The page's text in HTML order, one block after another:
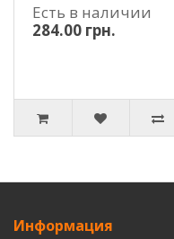
Есть в наличии
284.00 грн.
Информация